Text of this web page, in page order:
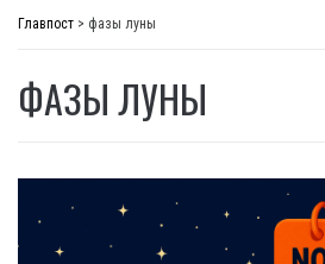
Главпост > фазы луны
ФАЗЫ ЛУНЫ